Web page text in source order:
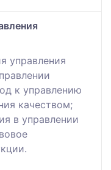
управления
к управлению
качеством;
в управлении